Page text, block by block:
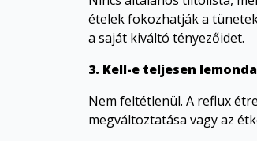
ételek fokozhatják a
a saját kiváltó tényezőidet.
3. Kell-e teljesen
Nem feltétlenül. A reflux
megváltoztatása vagy az